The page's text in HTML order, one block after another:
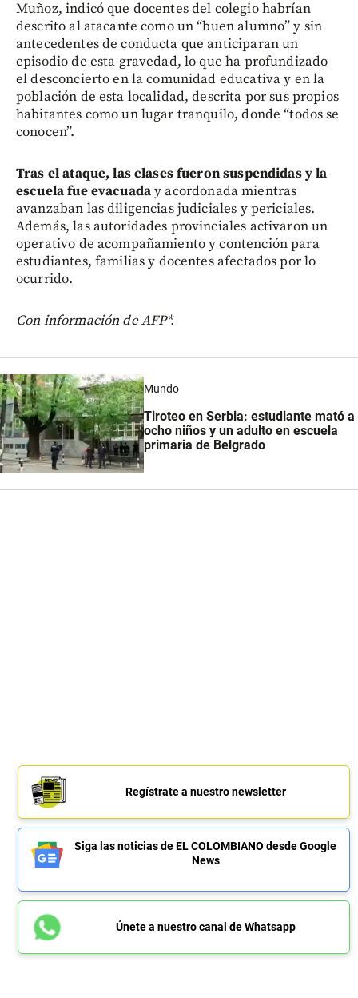
Muñoz, indicó que docentes del colegio habrían
descrito al atacante como un “buen alumno” y sin
antecedentes de conducta que anticiparan un
episodio de esta gravedad, lo que ha profundizado
el desconcierto en la comunidad educativa y en la
población de esta localidad, descrita por sus propios
habitantes como un lugar tranquilo, donde “todos se
conocen”.
Tras el ataque, las clases fueron suspendidas y la
escuela fue evacuaday acordonada mientras
avanzaban las diligencias judiciales y periciales.
Además, las autoridades provinciales activaron un
operativo de acompañamiento y contención para
estudiantes, familias y docentes afectados por lo
ocurrido.
Con información de AFP*.
Mundo
Tiroteo en Serbia: estudiante mató a
ocho niños y un adulto en escuela
primaria de Belgrado
Regístrate a nuestro newsletter
Siga las noticias de EL COLOMBIANO desde Google
News
Únete a nuestro canal de Whatsapp